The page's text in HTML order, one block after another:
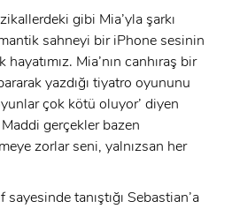
x
gibi Mia’yla şarkı
sahneyi bir iPhone sesinin
Mia’nın canhıraş bir
yazdığı tiyatro oyununu
çok kötü oluyor’ diyen
gerçekler bazen
zorlar seni, yalnızsan her
tanıştığı Sebastian’a